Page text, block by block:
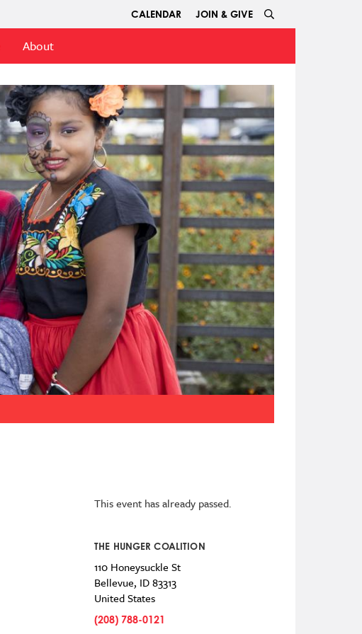
CALENDAR JOIN & GIVE
About
This event has already passed.
THE HUNGER COALITION
110 Honeysuckle St
Bellevue, ID83313
United States
(208) 788-0121